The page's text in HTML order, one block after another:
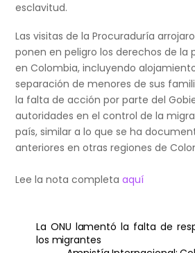
esclavitud.
Las visitas de la Procuraduría
ponen en peligro los derechos de la
en Colombia, incluyendo
separación de menores de sus
la falta de acción por parte del
autoridades en el control de la
país, similar a lo que se ha
anteriores en otras regiones de
Lee la nota completaaquí
La ONU lamentó la falta de
los migrantes